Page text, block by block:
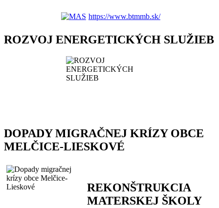
https://www.btmmb.sk/
ROZVOJ ENERGETICKÝCH SLUŽIEB
DOPADY MIGRAČNEJ KRÍZY OBCE
MELČICE-LIESKOVÉ
REKONŠTRUKCIA
MATERSKEJ ŠKOLY